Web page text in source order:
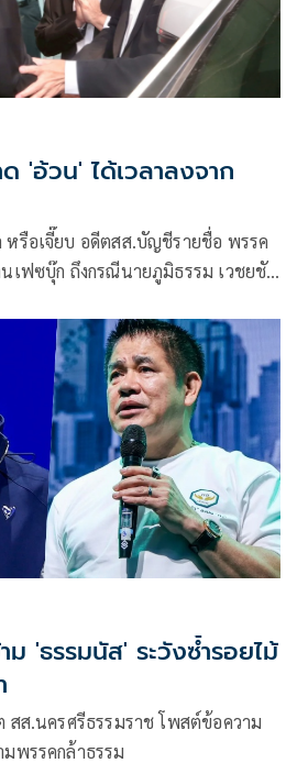
'อ้วน' ได้เวลาลงจาก
รือเจี๊ยบ อดีตสส.บัญชีรายชื่อ พรรค
เฟซบุ๊ก ถึงกรณีนายภูมิธรรม เวชยชัย
'ธรรมนัส' ระวังซ้ำรอยไม้
ส.นครศรีธรรมราช โพสต์ข้อความ
พรรคกล้าธรรม